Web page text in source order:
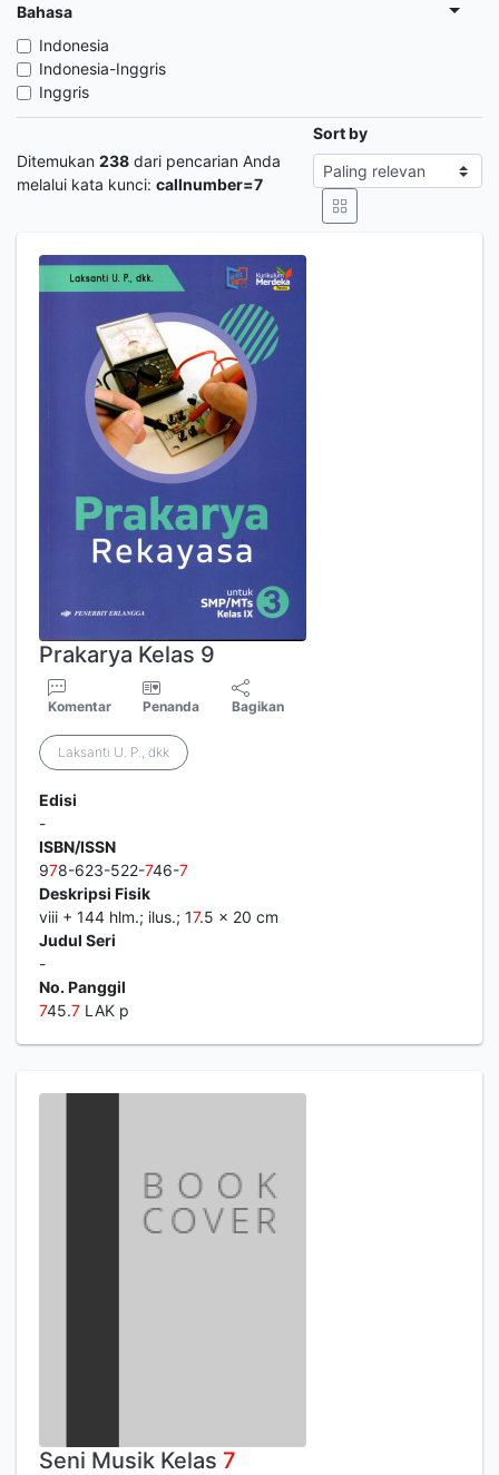
Bahasa
Indonesia
Indonesia-Inggris
Inggris
Ditemukan 238 dari pencarian Anda
melalui kata kunci: callnumber=7
Sort by
Prakarya Kelas 9
Komentar Penanda Bagikan
Laksanti U. P., dkk
Edisi
-
ISBN/ISSN
978-623-522-746-7
Deskripsi Fisik
viii + 144 hlm.; ilus.; 17.5 x 20 cm
Judul Seri
-
No. Panggil
745.7 LAK p
Seni Musik Kelas 7